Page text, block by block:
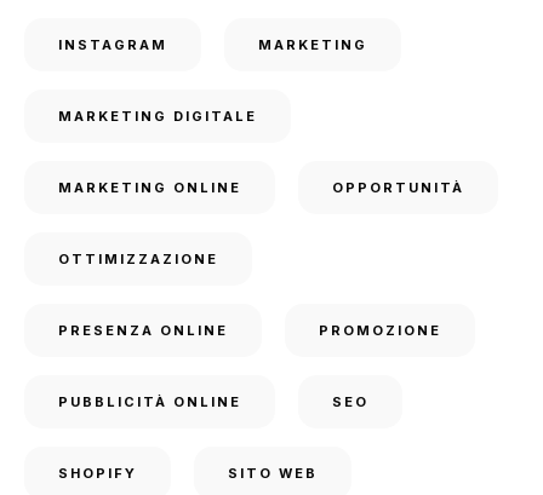
INSTAGRAM MARKETING
MARKETING DIGITALE
MARKETING ONLINE OPPORTUNITÀ
OTTIMIZZAZIONE
PRESENZA ONLINE PROMOZIONE
PUBBLICITÀ ONLINE SEO
SHOPIFY SITO WEB